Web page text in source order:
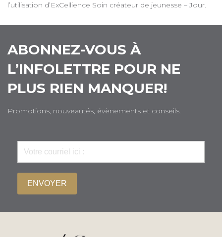
l’utilisation d’ExCellience Soin créateur de jeunesse – Jour.
ABONNEZ-VOUS À
L’INFOLETTRE POUR NE
PLUS RIEN MANQUER!
Promotions, nouveautés, évènements et conseils.
ENVOYER